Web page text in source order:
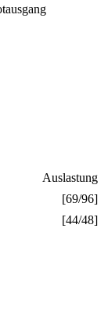
Auslastung
[69/96]
[44/48]